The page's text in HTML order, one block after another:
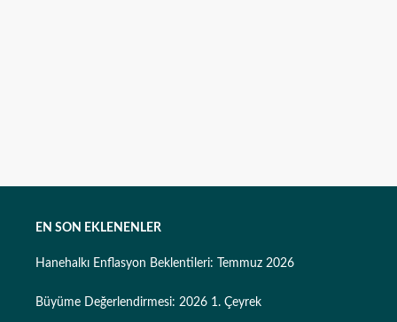
EN SON EKLENENLER
Hanehalkı Enflasyon Beklentileri: Temmuz 2026
Büyüme Değerlendirmesi: 2026 1. Çeyrek